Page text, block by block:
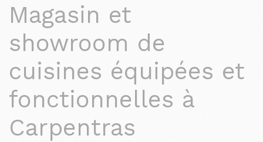
Magasin et
showroom de
cuisines équipées et
fonctionnelles à
Carpentras